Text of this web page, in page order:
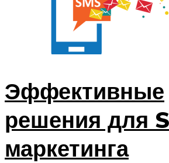
Эффективные
решения для
маркетинга